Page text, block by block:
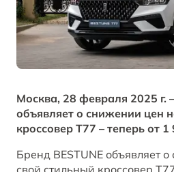
Акции и спецпредложения
Заказать звонок от дилера
КРЕДИТ И
Кредитные программы
ЗАПИСАТЬСЯ НА СЕРВИС
Клиентская поддержка
Спецпредложения
СМИ о нас
Правовая информация
BESTUNE в VK
BESTUNE в OK
Москва, 28 февраля 2025 г.
объявляет о снижении цен
кроссовер T77 – теперь от
Бренд BESTUNE объявляет